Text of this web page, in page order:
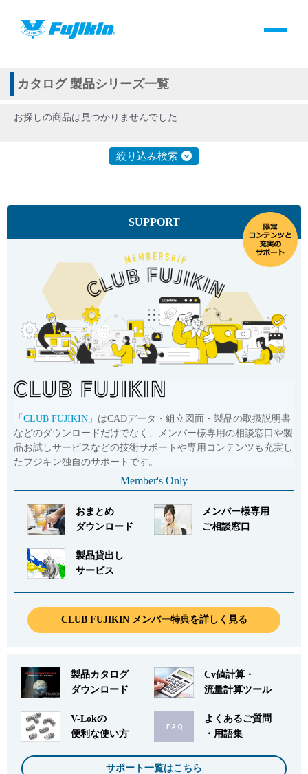
製品情報
バルブ・継手・システムを探す
製品カタログダウンロード
サポート
よくあるご質問(FAQ)・用語集
Cv値・流量計算ツール
製品動画一覧
バルブと継手のきほん
説明会・講習会
会社情報
Corporate Blog
採用情報
mailお問い合わせ
カタログ 製品シリーズ一覧
お探しの商品は見つかりませんでした
絞り込み検索
SUPPORT
「 CLUB FUJIKIN 」はCADデータ・組立図面・製品の取扱説明書
などのダウンロードだけでなく、メンバー様専用の相談窓口や製
品お試しサービスなどの技術サポートや専用コンテンツも充実し
たフジキン独自のサポートです。
Member's Only
おまとめ
ダウンロード
メンバー様専用
ご相談窓口
製品貸出し
サービス
CLUB FUJIKIN メンバー特典を詳しく見る
製品カタログ
ダウンロード
Cv値計算・
流量計算ツール
V-Lokの
便利な使い方
よくあるご質問
・用語集
サポート一覧はこちら